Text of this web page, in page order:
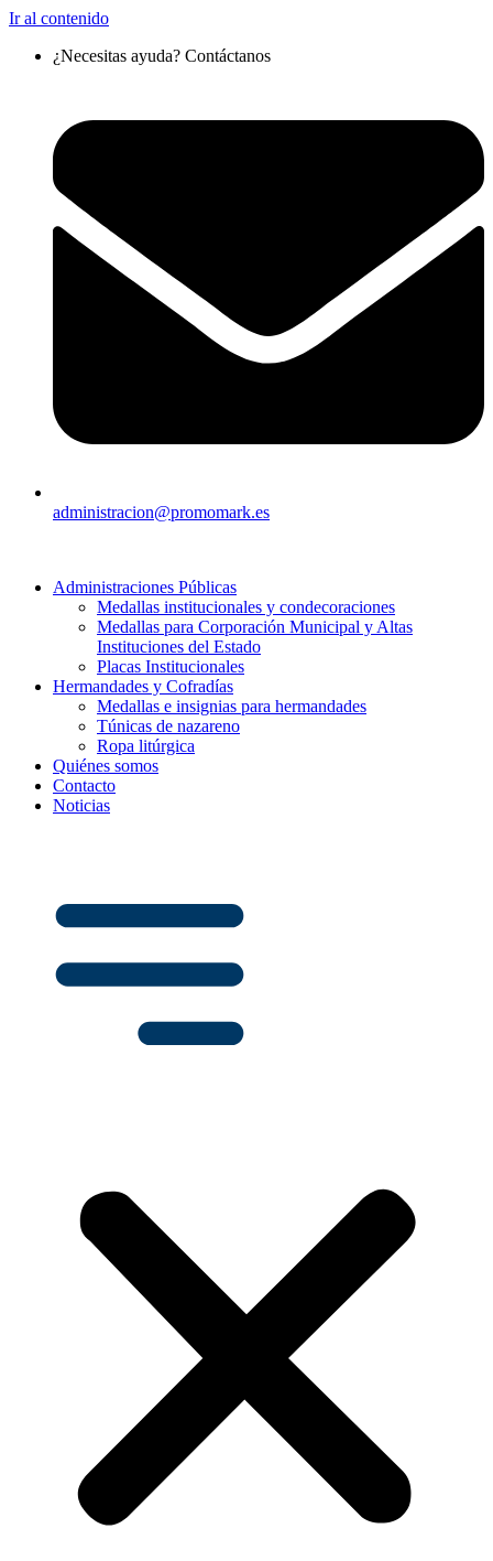
Ir al contenido
¿Necesitas ayuda? Contáctanos
administracion@promomark.es
Administraciones Públicas
Medallas institucionales y condecoraciones
Medallas para Corporación Municipal y Altas
Instituciones del Estado
Placas Institucionales
Hermandades y Cofradías
Medallas e insignias para hermandades
Túnicas de nazareno
Ropa litúrgica
Quiénes somos
Contacto
Noticias